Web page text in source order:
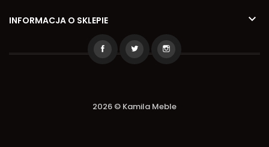
INFORMACJA O SKLEPIE 
2026 © Kamila Meble